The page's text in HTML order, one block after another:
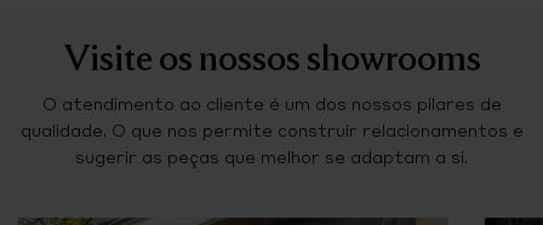
Visite os nossos showrooms
O atendimento ao cliente é um dos nossos pilares de
qualidade. O que nos permite construir relacionamentos e
sugerir as peças que melhor se adaptam a si.